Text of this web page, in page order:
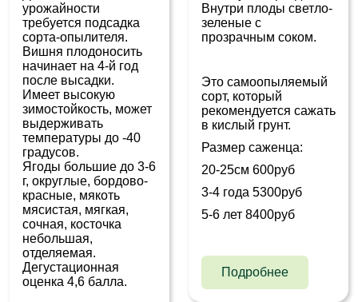
урожайности
требуется подсадка
сорта-опылителя.
Вишня плодоносить
начинает на 4-й год
после высадки.
Имеет высокую
зимостойкость, может
выдерживать
температуры до -40
градусов.
Ягоды большие до 3-6
г, округлые, бордово-
красные, мякоть
мясистая, мягкая,
сочная, косточка
небольшая,
отделяемая.
Дегустационная
оценка 4,6 балла.
Внутри плоды светло-
зеленые с
прозрачным соком.
Это самоопыляемый
сорт, который
рекомендуется сажать
в кислый грунт.
Размер саженца:
20-25см 600руб
3-4 года 5300руб
5-6 лет 8400руб
Подробнее